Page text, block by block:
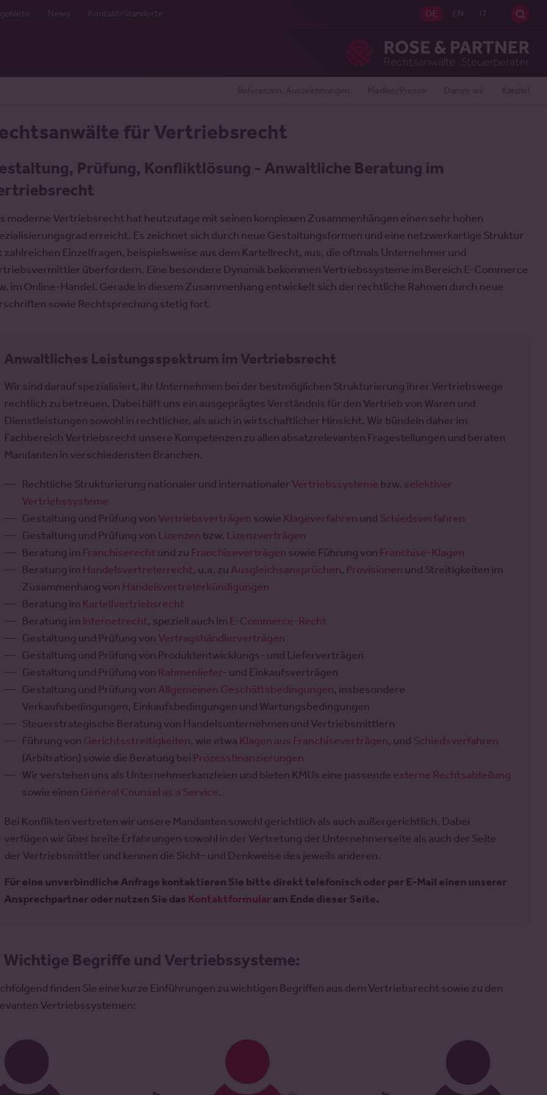
News Kontakt/Standorte DE EN IT
Referenzen, Auszeichnungen Medien/Presse Darum wir Kanzlei
für Vertriebsrecht
Prüfung, Konfliktlösung - Anwaltliche Beratung im
moderne Vertriebsrecht hat heutzutage mit seinen komplexen Zusammenhängen einen sehr hohen
erreicht. Es zeichnet sich durch neue Gestaltungsformen und eine netzwerkartige Struktur
zahlreichen Einzelfragen, beispielsweise aus dem Kartellrecht, aus, die oftmals Unternehmer und
überfordern. Eine besondere Dynamik bekommen Vertriebssysteme im Bereich E-Commerce
im Online-Handel. Gerade in diesem Zusammenhang entwickelt sich der rechtliche Rahmen durch neue
sowie Rechtsprechung stetig fort.
Anwaltliches Leistungsspektrum im Vertriebsrecht
Wir sind darauf spezialisiert, Ihr Unternehmen bei der bestmöglichen Strukturierung ihrer Vertriebswege
rechtlich zu betreuen. Dabei hilft uns ein ausgeprägtes Verständnis für den Vertrieb von Waren und
Dienstleistungen sowohl in rechtlicher, als auch in wirtschaftlicher Hinsicht. Wir bündeln daher im
Fachbereich Vertriebsrecht unsere Kompetenzen zu allen absatzrelevanten Fragestellungen und beraten
Mandanten in verschiedensten Branchen.
Rechtliche Strukturierung nationaler und internationaler Vertriebssysteme bzw. selektiver
Vertriebssysteme
Gestaltung und Prüfung von Vertriebsverträgen sowie Klageverfahren und Schiedsverfahren
Gestaltung und Prüfung von Lizenzen bzw. Lizenzverträgen
Beratung im Franchiserecht und zu Franchiseverträgen sowie Führung von Franchise-Klagen
Beratung im Handelsvertreterrecht, u.a. zu Ausgleichsansprüchen, Provisionen und Streitigkeiten im
Zusammenhang von Handelsvertreterkündigungen
Beratung im Kartellvertriebsrecht
Beratung im Internetrecht, speziell auch im E-Commerce-Recht
Gestaltung und Prüfung von Vertragshändlerverträgen
Gestaltung und Prüfung von Produktentwicklungs- und Lieferverträgen
Gestaltung und Prüfung von Rahmenliefer- und Einkaufsverträgen
Gestaltung und Prüfung von Allgemeinen Geschäftsbedingungen, insbesondere
Verkaufsbedingungen, Einkaufsbedingungen und Wartungsbedingungen
Steuerstrategische Beratung von Handelsunternehmen und Vertriebsmittlern
Führung von Gerichtsstreitigkeiten, wie etwa Klagen aus Franchiseverträgen, und Schiedsverfahren
(Arbitration) sowie die Beratung bei Prozessfinanzierungen
Wir verstehen uns als Unternehmerkanzleien und bieten KMUs eine passende externe Rechtsabteilung
sowie einen General Counsel as a Service.
Bei Konflikten vertreten wir unsere Mandanten sowohl gerichtlich als auch außergerichtlich. Dabei
verfügen wir über breite Erfahrungen sowohl in der Vertretung der Unternehmerseite als auch der Seite
der Vertriebsmittler und kennen die Sicht– und Denkweise des jeweils anderen.
Für eine unverbindliche Anfrage kontaktieren Sie bitte direkt telefonisch oder per E-Mail einen unserer
Ansprechpartner oder nutzen Sie das Kontaktformularam Ende dieser Seite.
Wichtige Begriffe und Vertriebssysteme:
finden Sie eine kurze Einführungen zu wichtigen Begriffen aus dem Vertriebsrecht sowie zu den
Vertriebssystemen: